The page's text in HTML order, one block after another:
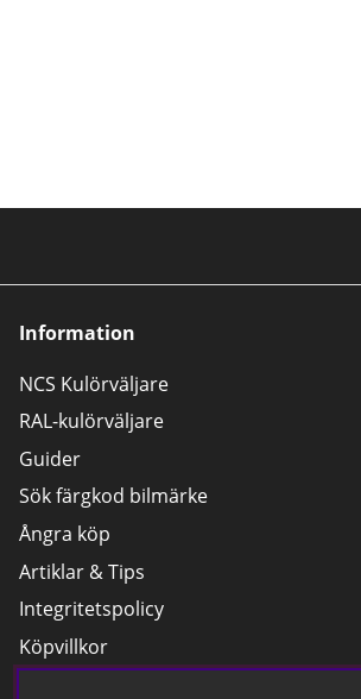
Information
NCS Kulörväljare
RAL-kulörväljare
Guider
Sök färgkod bilmärke
Ångra köp
Artiklar & Tips
Integritetspolicy
Köpvillkor